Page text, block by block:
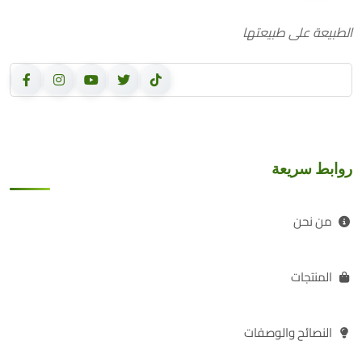
الطبيعة على طبيعتها
روابط سريعة
من نحن
المنتجات
النصائح والوصفات